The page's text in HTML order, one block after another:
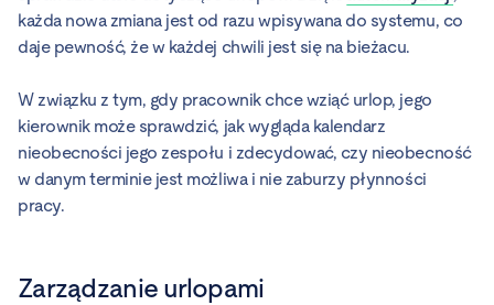
każda nowa zmiana jest od razu wpisywana do systemu, co
daje pewność, że w każdej chwili jest się na bieżacu.
W związku z tym, gdy pracownik chce wziąć urlop, jego
kierownik może sprawdzić, jak wygląda kalendarz
nieobecności jego zespołu i zdecydować, czy nieobecność
w danym terminie jest możliwa i nie zaburzy płynności
pracy.
Zarządzanie urlopami